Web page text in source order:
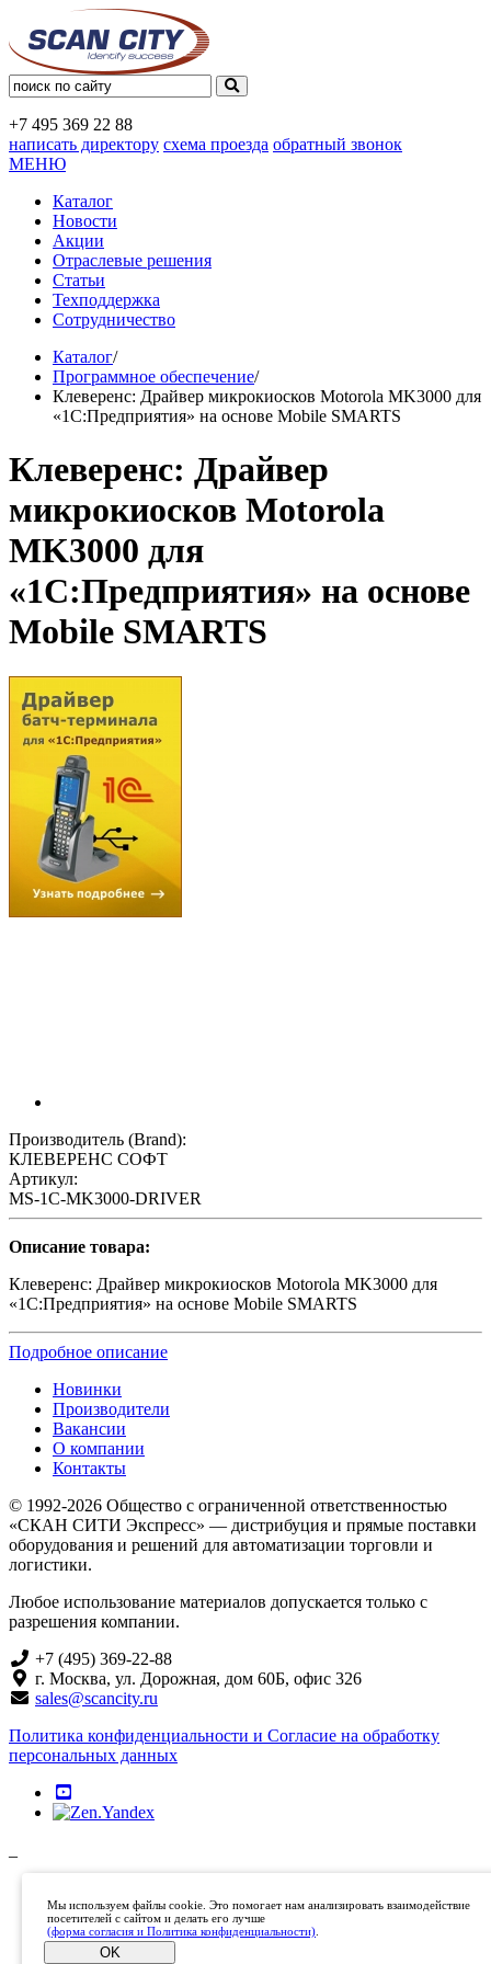
+7 495 369 22 88
написать директору схема проезда обратный звонок
МЕНЮ
Каталог
Новости
Акции
Отраслевые решения
Статьи
Техподдержка
Сотрудничество
Каталог/
Программное обеспечение/
Клеверенс: Драйвер микрокиосков Motorola MK3000 для
«1С:Предприятия» на основе Mobile SMARTS
Клеверенс: Драйвер
микрокиосков Motorola
MK3000 для
«1С:Предприятия» на основе
Mobile SMARTS
Производитель (Brand):
КЛЕВЕРЕНС СОФТ
Артикул:
MS-1C-MK3000-DRIVER
Описание товара:
Клеверенс: Драйвер микрокиосков Motorola MK3000 для
«1С:Предприятия» на основе Mobile SMARTS
Подробное описание
Новинки
Производители
Вакансии
О компании
Контакты
© 1992-2026 Общество с ограниченной ответственностью
«СКАН СИТИ Экспресс» — дистрибуция и прямые поставки
оборудования и решений для автоматизации торговли и
логистики.
Любое использование материалов допускается только с
разрешения компании.
+7 (495) 369-22-88
г. Москва, ул. Дорожная, дом 60Б, офис 326
sales@scancity.ru
Политика конфиденциальности и Согласие на обработку
персональных данных
Мы используем файлы cookie. Это помогает нам анализировать взаимодействие
посетителей с сайтом и делать его лучше
(форма согласия и Политика конфиденциальности)
OK